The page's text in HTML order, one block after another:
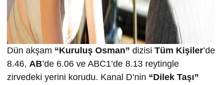
Dün akşam “Kuruluş Osman” dizisi Tüm Kişiler’de
8.46, AB’de 6.06 ve ABC1’de 8.13 reytingle
zirvedeki yerini korudu. Kanal D’nin “Dilek Taşı”